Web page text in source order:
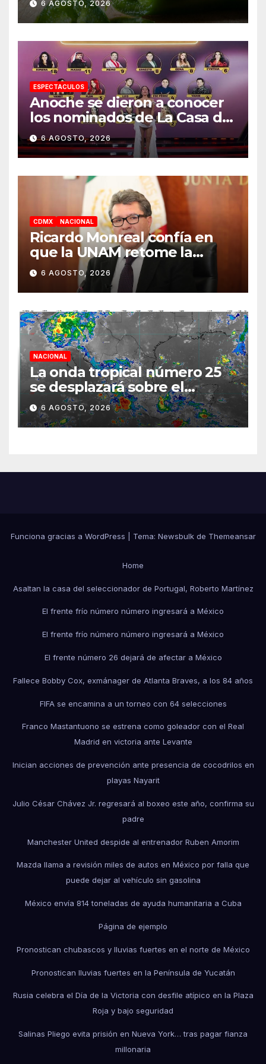
casos
6 AGOSTO, 2026
ESPECTACULOS
Anoche se dieron a conocer
los nominados de La Casa de
los Famosos México 2026 en
la segunda semana
6 AGOSTO, 2026
CDMX NACIONAL
Ricardo Monreal confía en
que la UNAM retome la
normalidad e inicie el
semestre mediante el
diálogo
6 AGOSTO, 2026
NACIONAL
La onda tropical número 25
se desplazará sobre el
sureste mexicano
6 AGOSTO, 2026
Funciona gracias a WordPress Tema: Newsbulkde Themeansar
Home
Asaltan la casa del seleccionador de Portugal, Roberto Martínez
El frente frío número número ingresará a México
El frente frío número número ingresará a México
El frente número 26 dejará de afectar a México
Fallece Bobby Cox, exmánager de Atlanta Braves, a los 84 años
FIFA se encamina a un torneo con 64 selecciones
Franco Mastantuono se estrena como goleador con el Real
Madrid en victoria ante Levante
Inician acciones de prevención ante presencia de cocodrilos en
playas Nayarit
Julio César Chávez Jr. regresará al boxeo este año, confirma su
padre
Manchester United despide al entrenador Ruben Amorim
Mazda llama a revisión miles de autos en México por falla que
puede dejar al vehículo sin gasolina
México envía 814 toneladas de ayuda humanitaria a Cuba
Página de ejemplo
Pronostican chubascos y lluvias fuertes en el norte de México
Pronostican lluvias fuertes en la Península de Yucatán
Rusia celebra el Día de la Victoria con desfile atípico en la Plaza
Roja y bajo seguridad
Salinas Pliego evita prisión en Nueva York… tras pagar fianza
millonaria